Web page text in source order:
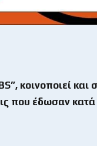
κοινοποιεί
που έδωσαν